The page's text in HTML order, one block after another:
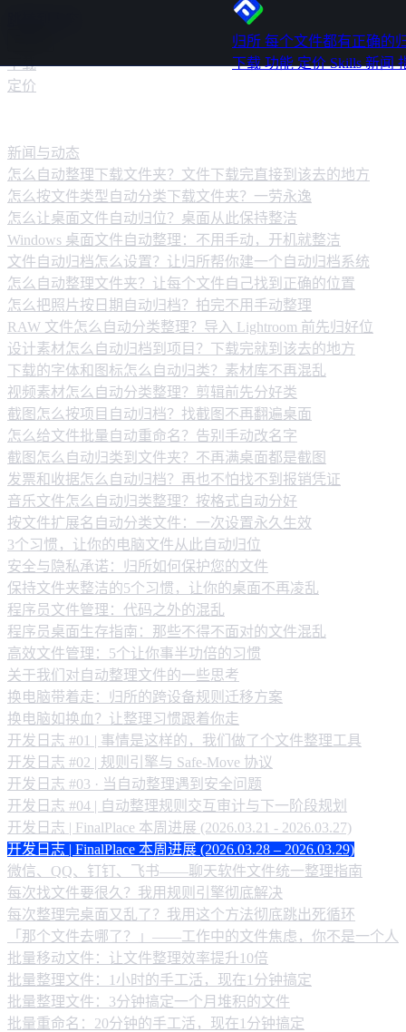
归所 每个文件都有正确的
下载功能定价Skills新闻
下载
定价
新闻与动态
怎么自动整理下载文件夹？文件下载完直接到该去的地方
怎么按文件类型自动分类下载文件夹？一劳永逸
怎么让桌面文件自动归位？桌面从此保持整洁
Windows 桌面文件自动整理：不用手动，开机就整洁
文件自动归档怎么设置？让归所帮你建一个自动归档系统
怎么自动整理文件夹？让每个文件自己找到正确的位置
怎么把照片按日期自动归档？拍完不用手动整理
RAW 文件怎么自动分类整理？导入 Lightroom 前先归好位
设计素材怎么自动归档到项目？下载完就到该去的地方
下载的字体和图标怎么自动归类？素材库不再混乱
视频素材怎么自动分类整理？剪辑前先分好类
截图怎么按项目自动归档？找截图不再翻遍桌面
怎么给文件批量自动重命名？告别手动改名字
截图怎么自动归类到文件夹？不再满桌面都是截图
发票和收据怎么自动归档？再也不怕找不到报销凭证
音乐文件怎么自动归类整理？按格式自动分好
按文件扩展名自动分类文件：一次设置永久生效
3个习惯，让你的电脑文件从此自动归位
安全与隐私承诺：归所如何保护您的文件
保持文件夹整洁的5个习惯，让你的桌面不再凌乱
程序员文件管理：代码之外的混乱
程序员桌面生存指南：那些不得不面对的文件混乱
高效文件管理：5个让你事半功倍的习惯
关于我们对自动整理文件的一些思考
换电脑带着走：归所的跨设备规则迁移方案
换电脑如换血？让整理习惯跟着你走
开发日志 #01 | 事情是这样的，我们做了个文件整理工具
开发日志 #02 | 规则引擎与 Safe-Move 协议
开发日志 #03 · 当自动整理遇到安全问题
开发日志 #04 | 自动整理规则交互审计与下一阶段规划
开发日志 | FinalPlace 本周进展 (2026.03.21 - 2026.03.27)
开发日志 | FinalPlace 本周进展 (2026.03.28 – 2026.03.29)
微信、QQ、钉钉、飞书——聊天软件文件统一整理指南
每次找文件要很久？我用规则引擎彻底解决
每次整理完桌面又乱了？我用这个方法彻底跳出死循环
「那个文件去哪了？」——工作中的文件焦虑，你不是一个人
批量移动文件：让文件整理效率提升10倍
批量整理文件：1小时的手工活，现在1分钟搞定
批量整理文件：3分钟搞定一个月堆积的文件
批量重命名：20分钟的手工活，现在1分钟搞定